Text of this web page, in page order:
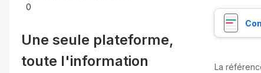
0
Une seule plateforme,
toute l'information
La